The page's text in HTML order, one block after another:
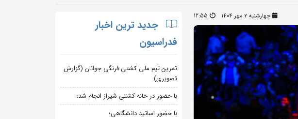
چهارشنبه ۲ مهر ۱۴۰۴ 12:55
جدید ترین اخبار
فدراسیون
تمرین تیم ملی کشتی فرنگی جوانان (گزارش
تصویری)
با حضور در خانه کشتی شیراز انجام شد؛
با حضور اساتید دانشگاهی؛